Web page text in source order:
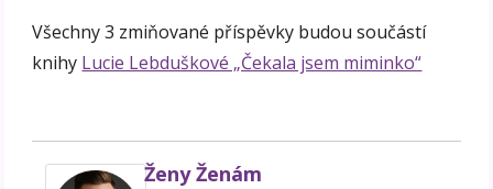
Všechny 3 zmiňované příspěvky budou součástí
knihy Lucie Lebduškové „Čekala jsem miminko“
Ženy Ženám